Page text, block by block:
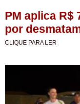
PM aplica R$
por
CLIQUE PARA LER